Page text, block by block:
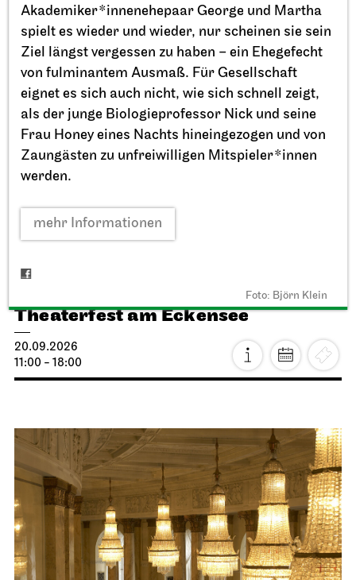
Akademiker*innenehepaar George und Martha
spielt es wieder und wieder, nur scheinen sie sein
Ziel längst vergessen zu haben – ein Ehegefecht
von fulminantem Ausmaß. Für Gesellschaft
eignet es sich auch nicht, wie sich schnell zeigt,
als der junge Biologieprofessor Nick und seine
Frau Honey eines Nachts hineingezogen und von
Zaungästen zu unfreiwilligen Mitspieler*innen
werden.
mehr Informationen
Foto: Björn Klein
Staatstheater Stuttgart
Theaterfest am Eckensee
20.09.2026
11:00 - 18:00